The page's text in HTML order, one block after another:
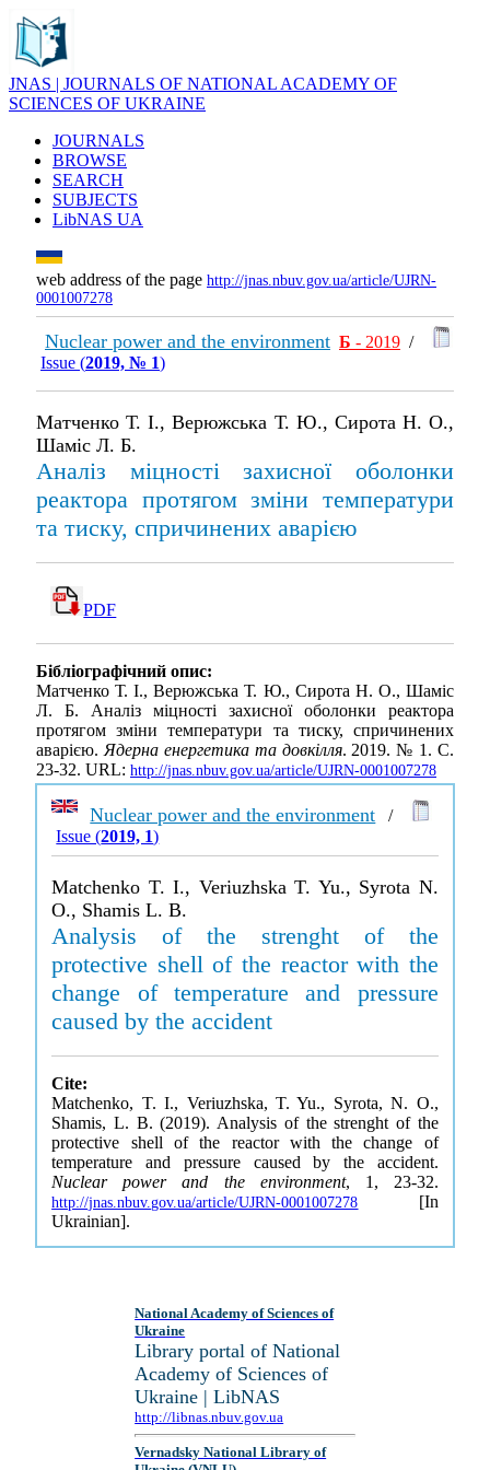
JNAS | JOURNALS OF NATIONAL ACADEMY OF
SCIENCES OF UKRAINE
JOURNALS
BROWSE
SEARCH
SUBJECTS
LibNAS UA
web address of the page http://jnas.nbuv.gov.ua/article/UJRN-
0001007278
Nuclear power and the environment Б - 2019 /
Issue (2019, № 1)
Матченко Т. І., Верюжська Т. Ю., Сирота Н. О.,
Шаміс Л. Б.
Аналіз міцності захисної оболонки
реактора протягом зміни температури
та тиску, спричинених аварією
PDF
Бібліографічний опис:
Матченко Т. І., Верюжська Т. Ю., Сирота Н. О., Шаміс
Л. Б. Аналіз міцності захисної оболонки реактора
протягом зміни температури та тиску, спричинених
аварією.Ядерна енергетика та довкілля. 2019. № 1. С.
23-32. URL: http://jnas.nbuv.gov.ua/article/UJRN-0001007278
Nuclear power and the environment /
Issue (2019, 1)
Matchenko T. I., Veriuzhska T. Yu., Syrota N.
O., Shamis L. B.
Analysis of the strenght of the
protective shell of the reactor with the
change of temperature and pressure
caused by the accident
Cite:
Matchenko, T. I., Veriuzhska, T. Yu., Syrota, N. O.,
Shamis, L. B. (2019). Analysis of the strenght of the
protective shell of the reactor with the change of
temperature and pressure caused by the accident.
Nuclear power and the environment, 1, 23-32.
http://jnas.nbuv.gov.ua/article/UJRN-0001007278 [In
Ukrainian].
National Academy of Sciences of
Ukraine
Library portal of National
Academy of Sciences of
Ukraine | LibNAS
http://libnas.nbuv.gov.ua
Vernadsky National Library of